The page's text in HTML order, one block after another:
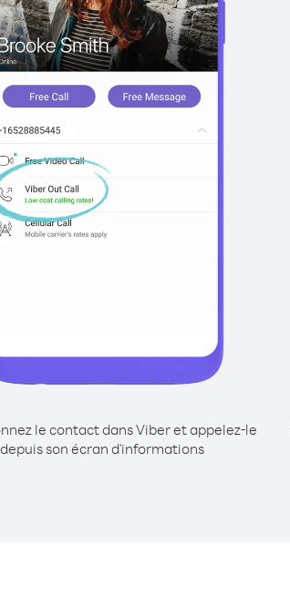
le contact dans Viber et appelez-le
depuis son écran d'informations